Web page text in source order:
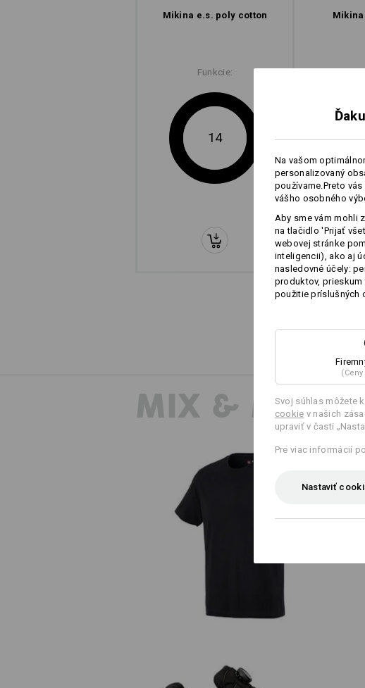
Mikina e.s. poly cotton
Funkcie:
14
MIX &
Na vašom
personalizovaný
používame.Preto
vášho osobného
Aby sme vám mohli
na tlačidlo 'Prijať
webovej stránke
inteligencii), ako aj
nasledovné účely:
produktov, prieskum
použitie príslušných
Svoj súhlas môžete
cookie v našich
upraviť v časti
Pre viac informácií
Nastaviť